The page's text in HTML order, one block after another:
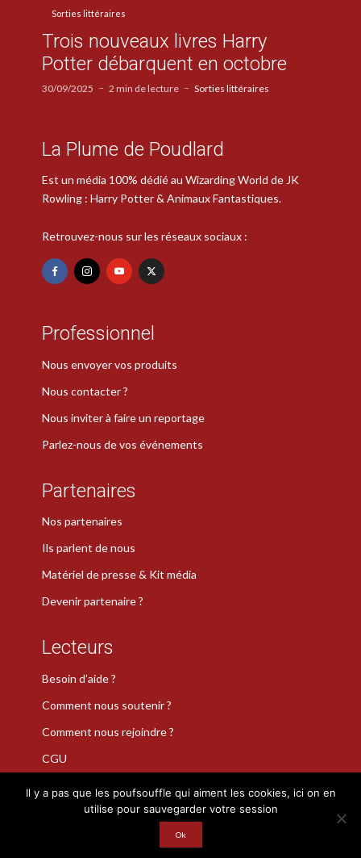
Sorties littéraires
Trois nouveaux livres Harry
Potter débarquent en octobre
30/09/2025 2 min de lecture Sorties littéraires
La Plume de Poudlard
Est un média 100% dédié au Wizarding World de JK
Rowling : Harry Potter & Animaux Fantastiques.
Retrouvez-nous sur les réseaux sociaux :
Professionnel
Nous envoyer vos produits
Nous contacter ?
Nous inviter à faire un reportage
Parlez-nous de vos événements
Partenaires
Nos partenaires
Ils parlent de nous
Matériel de presse & Kit média
Devenir partenaire ?
Lecteurs
Besoin d’aide ?
Comment nous soutenir ?
Comment nous rejoindre ?
CGU
La Plume de Poudlard est une marque déposée · Copyright 2026
· Tous droits réservés
Il y a pas que les poufsouffle qui aiment les cookies, ici on en
utilise pour sauvegarder votre session
Ok